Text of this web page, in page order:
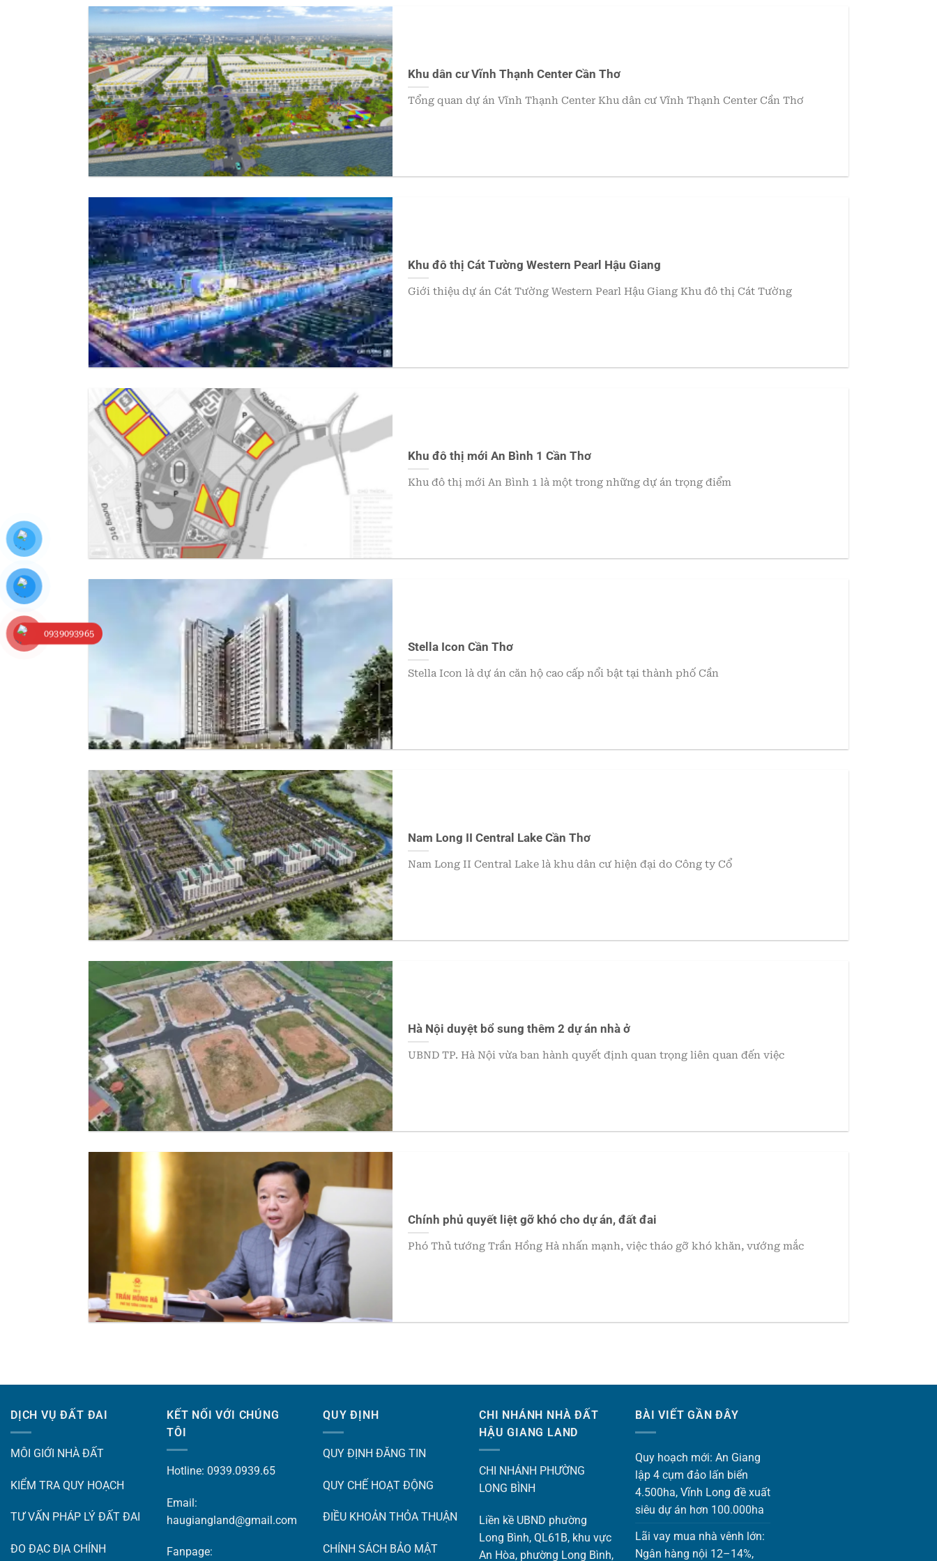
Khu dân cư Vĩnh Thạnh Center Cần Thơ
Tổng quan dự án Vĩnh Thạnh Center Khu dân cư Vĩnh Thạnh Center Cần Thơ
Khu đô thị Cát Tường Western Pearl Hậu Giang
Giới thiệu dự án Cát Tường Western Pearl Hậu Giang Khu đô thị Cát Tường
Khu đô thị mới An Bình 1 Cần Thơ
Khu đô thị mới An Bình 1 là một trong những dự án trọng điểm
Stella Icon Cần Thơ
Stella Icon là dự án căn hộ cao cấp nổi bật tại thành phố Cần
Nam Long II Central Lake Cần Thơ
Nam Long II Central Lake là khu dân cư hiện đại do Công ty Cổ
Hà Nội duyệt bổ sung thêm 2 dự án nhà ở
UBND TP. Hà Nội vừa ban hành quyết định quan trọng liên quan đến việc
Chính phủ quyết liệt gỡ khó cho dự án, đất đai
Phó Thủ tướng Trần Hồng Hà nhấn mạnh, việc tháo gỡ khó khăn, vướng mắc
DỊCH VỤ ĐẤT ĐAI
MÔI GIỚI NHÀ ĐẤT
KIỂM TRA QUY HOẠCH
TƯ VẤN PHÁP LÝ ĐẤT ĐAI
ĐO ĐẠC ĐỊA CHÍNH
KẾT NỐI VỚI CHÚNG
TÔI
Hotline: 0939.0939.65
Email:
haugiangland@gmail.com
Fanpage:
QUY ĐỊNH
QUY ĐỊNH ĐĂNG TIN
QUY CHẾ HOẠT ĐỘNG
ĐIỀU KHOẢN THỎA THUẬN
CHÍNH SÁCH BẢO MẬT
CHI NHÁNH NHÀ ĐẤT
HẬU GIANG LAND
CHI NHÁNH PHƯỜNG
LONG BÌNH
Liền kề UBND phường
Long Bình, QL61B, khu vực
An Hòa, phường Long Bình,
BÀI VIẾT GẦN ĐÂY
Quy hoạch mới: An Giang
lập 4 cụm đảo lấn biển
4.500ha, Vĩnh Long đề xuất
siêu dự án hơn 100.000ha
Lãi vay mua nhà vênh lớn:
Ngân hàng nội 12–14%,
0939093965